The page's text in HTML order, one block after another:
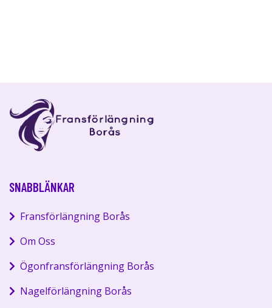
SNABBLÄNKAR
Fransförlängning Borås
Om Oss
Ögonfransförlängning Borås
Nagelförlängning Borås